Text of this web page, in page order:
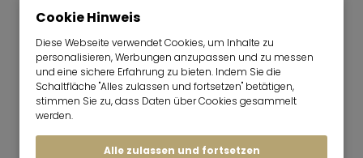
Mr. Lodge | Suchen.Finden.Leben.
Mieten
Individuelle, hochwertige 4-Zimmer
Wohnung
nach oben
Cookie Hinweis
Diese Webseite verwendet Cookies, um Inhalte zu
personalisieren, Werbungen anzupassen und zu messen
und eine sichere Erfahrung zu bieten. Indem Sie die
Schaltfläche "Alles zulassen und fortsetzen" betätigen,
stimmen Sie zu, dass Daten über Cookies gesammelt
werden.
Alle zulassen und fortsetzen